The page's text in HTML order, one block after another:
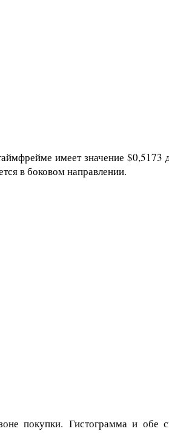
имеет значение $0,5173
в боковом направлении.
покупки. Гистограмма и обе